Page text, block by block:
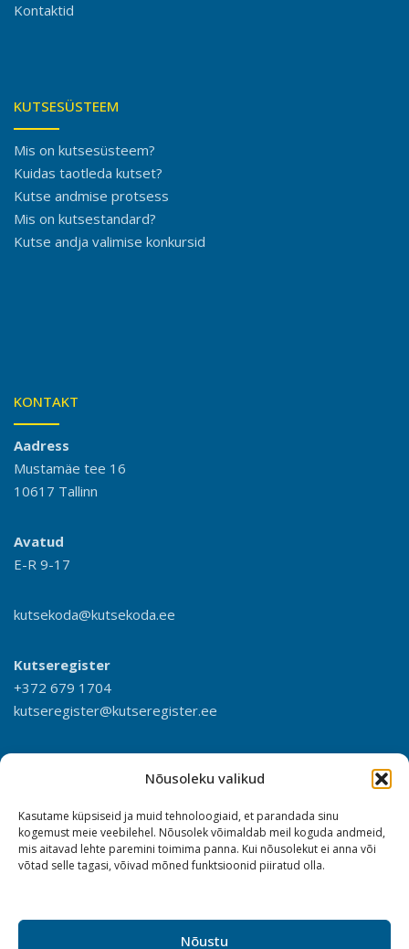
Nõusoleku valikud
Kasutame küpsiseid ja muid tehnoloogiaid, et parandada sinu
kogemust meie veebilehel. Nõusolek võimaldab meil koguda andmeid,
mis aitavad lehte paremini toimima panna. Kui nõusolekut ei anna või
võtad selle tagasi, võivad mõned funktsioonid piiratud olla.
Nõustu
Kontaktid
KUTSESÜSTEEM
Mis on kutsesüsteem?
Kuidas taotleda kutset?
Kutse andmise protsess
Mis on kutsestandard?
Kutse andja valimise konkursid
KONTAKT
Aadress
Mustamäe tee 16
10617 Tallinn
Avatud
E-R 9-17
kutsekoda@kutsekoda.ee
Kutseregister
+372 679 1704
kutseregister@kutseregister.ee